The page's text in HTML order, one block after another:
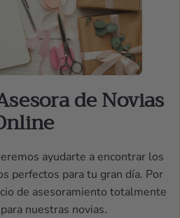
de Novias
ayudarte a encontrar los
perfectos para tu gran día. Por
de asesoramiento totalmente
para nuestras novias.